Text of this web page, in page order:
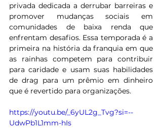
privada dedicada a derrubar barreiras e
promover mudanças sociais em
comunidades de baixa renda que
enfrentam desafios. Essa temporada é a
primeira na história da franquia em que
as rainhas competem para contribuir
para caridade e usam suas habilidades
de drag para um prêmio em dinheiro
que é revertido para organizações.
https://youtu.be/_6yUL2g_Tvg?si=--
UdwPb1L1mm-hIs